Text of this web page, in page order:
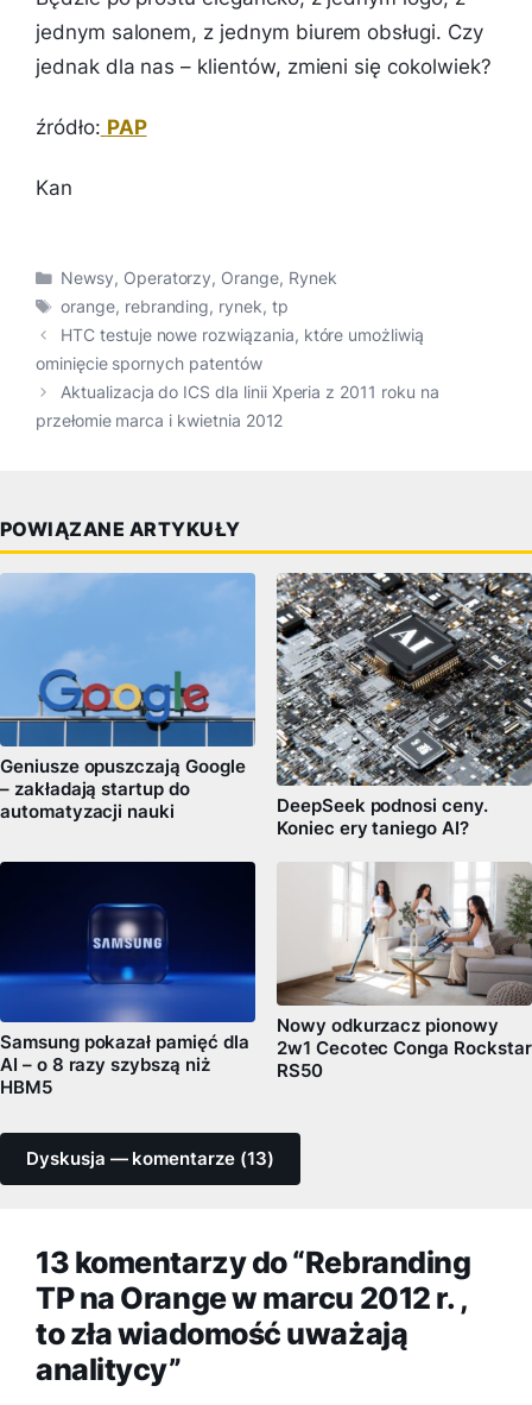
jednym salonem, z jednym biurem obsługi. Czy
jednak dla nas – klientów, zmieni się cokolwiek?
źródło: PAP
Kan
Kategorie
Newsy, Operatorzy, Orange, Rynek
Tagi
orange, rebranding, rynek, tp
HTC testuje nowe rozwiązania, które umożliwią
ominięcie spornych patentów
Aktualizacja do ICS dla linii Xperia z 2011 roku na
przełomie marca i kwietnia 2012
POWIĄZANE ARTYKUŁY
Geniusze opuszczają Google
– zakładają startup do
automatyzacji nauki
DeepSeek podnosi ceny.
Koniec ery taniego AI?
Samsung pokazał pamięć dla
AI – o 8 razy szybszą niż
HBM5
Nowy odkurzacz pionowy
2w1 Cecotec Conga Rockstar
RS50
Dyskusja — komentarze (13)
13 komentarzy do “Rebranding
TP na Orange w marcu 2012 r. ,
to zła wiadomość uważają
analitycy”